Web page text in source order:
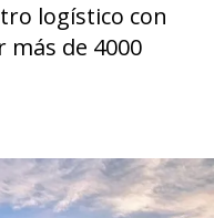
logístico con
más de 4000